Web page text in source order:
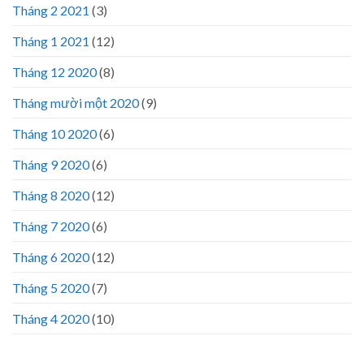
Tháng 2 2021 (3)
Tháng 1 2021 (12)
Tháng 12 2020(8)
Tháng mười một 2020(9)
Tháng 10 2020(6)
Tháng 9 2020(6)
Tháng 8 2020(12)
Tháng 7 2020(6)
Tháng 6 2020(12)
Tháng 5 2020(7)
Tháng 4 2020(10)